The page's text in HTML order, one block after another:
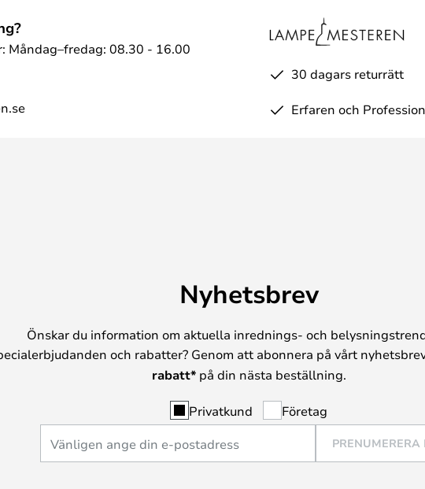
Måndag–fredag: 08.30 - 16.00
30 dagars returrätt
Erfaren och
Nyhetsbrev
Önskar du information om aktuella inrednings- och
och rabatter? Genom att abonnera på vårt
rabatt*på din nästa beställning.
Privatkund Företag
PRENUMERERA